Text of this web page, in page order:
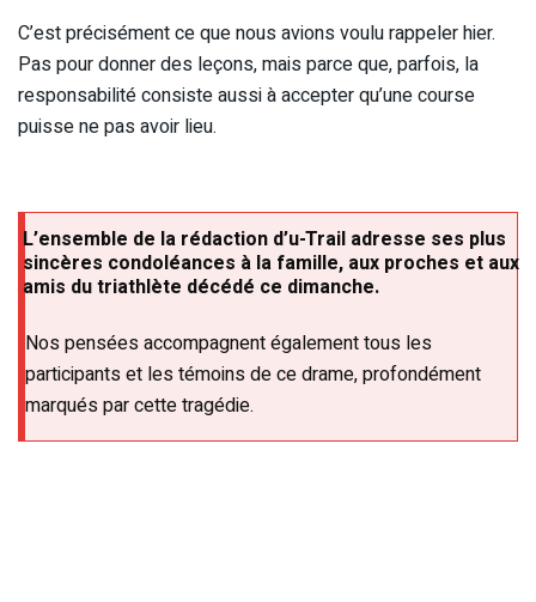
C’est précisément ce que nous avions voulu rappeler hier.
Pas pour donner des leçons, mais parce que, parfois, la
responsabilité consiste aussi à accepter qu’une course
puisse ne pas avoir lieu.
L’ensemble de la rédaction d’u-Trail adresse ses plus
sincères condoléances à la famille, aux proches et aux
amis du triathlète décédé ce dimanche.
Nos pensées accompagnent également tous les
participants et les témoins de ce drame, profondément
marqués par cette tragédie.